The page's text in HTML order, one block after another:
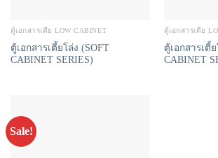
ตู้เอกสารเตี้ย LOW CABINET
ตู้เอกสารเตี้ยโล่ง (SOFT
CABINET SERIES)
ตู้เอกสารเตี้ย
ตู้เอกสารเตี้
CABINET
Sale!